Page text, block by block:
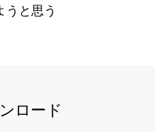
うと思う
ロード